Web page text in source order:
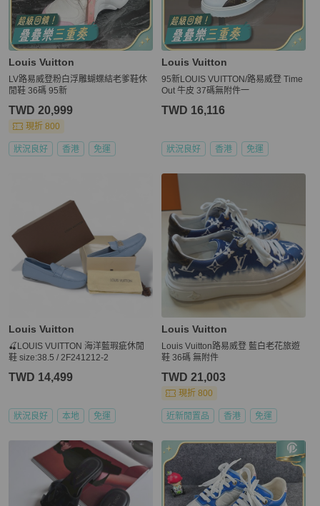
Louis Vuitton
LV路易威登粉白浮雕蝴蝶結老爹鞋休
閒鞋 36碼 95新
TWD 20,999
現折 800
狀況良好 香港 免運
Louis Vuitton
95新LOUIS VUITTON/路易威登 Time
Out 牛皮 37碼無附件一
TWD 16,116
狀況良好 香港 免運
Louis Vuitton
🍒LOUIS VUITTON 海洋藍瑕疵休閒
鞋 size:38.5 / 2F241212-2
TWD 14,499
狀況良好 本地 免運
Louis Vuitton
Louis Vuitton路易威登 藍白老花旅遊
鞋 36碼 無附件
TWD 21,003
現折 800
近新閒置品 香港 免運